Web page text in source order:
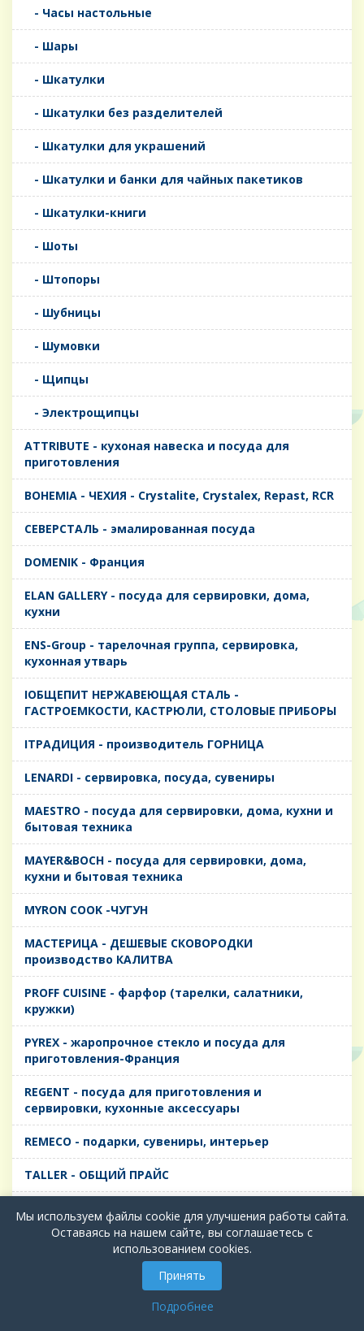
- Часы настольные
- Шары
- Шкатулки
- Шкатулки без разделителей
- Шкатулки для украшений
- Шкатулки и банки для чайных пакетиков
- Шкатулки-книги
- Шоты
- Штопоры
- Шубницы
- Шумовки
- Щипцы
- Электрощипцы
ATTRIBUTE - кухоная навеска и посуда для
приготовления
BOHEMIA - ЧЕХИЯ - Crystalite, Crystalex, Repast, RCR
CЕВЕРСТАЛЬ - эмалированная посуда
DOMENIK - Франция
ELAN GALLERY - посуда для сервировки, дома,
кухни
ENS-Group - тарелочная группа, сервировка,
кухонная утварь
IОБЩЕПИТ НЕРЖАВЕЮЩАЯ СТАЛЬ -
ГАСТРОЕМКОСТИ, КАСТРЮЛИ, СТОЛОВЫЕ ПРИБОРЫ
IТРАДИЦИЯ - производитель ГОРНИЦА
LENARDI - сервировка, посуда, сувениры
MAESTRO - посуда для сервировки, дома, кухни и
бытовая техника
MAYER&BOCH - посуда для сервировки, дома,
кухни и бытовая техника
MYRON COOK -ЧУГУН
MАСТЕРИЦА - ДЕШЕВЫЕ СКОВОРОДКИ
производство КАЛИТВА
PROFF CUISINE - фарфор (тарелки, салатники,
кружки)
PYREX - жаропрочное стекло и посуда для
приготовления-Франция
REGENT - посуда для приготовления и
сервировки, кухонные аксессуары
REMECO - подарки, сувениры, интерьер
TALLER - ОБЩИЙ ПРАЙС
TIMA - посуда для приготовления и сервировки,
кухонные аксессуары
БИОСТАЛЬ - ТЕРМОСА
Мы используем файлы cookie для улучшения работы сайта.
Оставаясь на нашем сайте, вы соглашаетесь с
использованием cookies.
Принять
Подробнее